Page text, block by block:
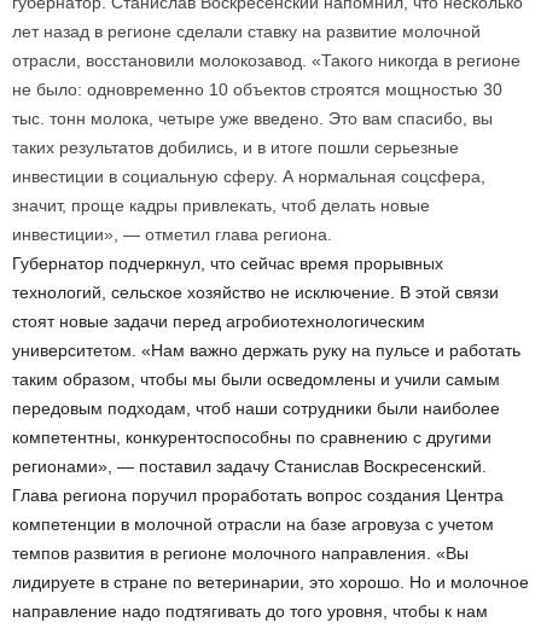
лет назад в регионе сделали ставку на развитие молочной
отрасли, восстановили молокозавод. «Такого никогда в регионе
не было: одновременно 10 объектов строятся мощностью 30
тыс. тонн молока, четыре уже введено. Это вам спасибо, вы
таких результатов добились, и в итоге пошли серьезные
инвестиции в социальную сферу. А нормальная соцсфера,
значит, проще кадры привлекать, чтоб делать новые
инвестиции», — отметил глава региона.
Губернатор подчеркнул, что сейчас время прорывных
технологий, сельское хозяйство не исключение. В этой связи
стоят новые задачи перед агробиотехнологическим
университетом. «Нам важно держать руку на пульсе и работать
таким образом, чтобы мы были осведомлены и учили самым
передовым подходам, чтоб наши сотрудники были наиболее
компетентны, конкурентоспособны по сравнению с другими
регионами», — поставил задачу Станислав Воскресенский.
Глава региона поручил проработать вопрос создания Центра
компетенции в молочной отрасли на базе агровуза с учетом
темпов развития в регионе молочного направления. «Вы
лидируете в стране по ветеринарии, это хорошо. Но и молочное
направление надо подтягивать до того уровня, чтобы к нам